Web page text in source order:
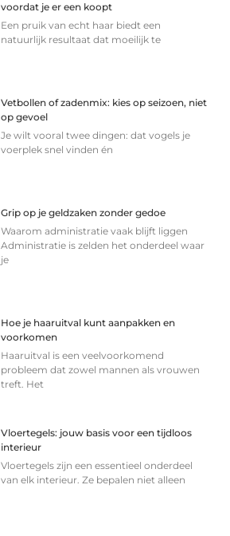
voordat je er een koopt
Een pruik van echt haar biedt een
natuurlijk resultaat dat moeilijk te
Vetbollen of zadenmix: kies op seizoen, niet
op gevoel
Je wilt vooral twee dingen: dat vogels je
voerplek snel vinden én
Grip op je geldzaken zonder gedoe
Waarom administratie vaak blijft liggen
Administratie is zelden het onderdeel waar
je
Hoe je haaruitval kunt aanpakken en
voorkomen
Haaruitval is een veelvoorkomend
probleem dat zowel mannen als vrouwen
treft. Het
Vloertegels: jouw basis voor een tijdloos
interieur
Vloertegels zijn een essentieel onderdeel
van elk interieur. Ze bepalen niet alleen